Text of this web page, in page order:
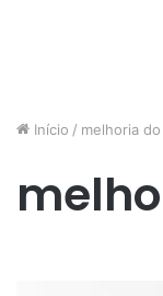
Início / melhoria